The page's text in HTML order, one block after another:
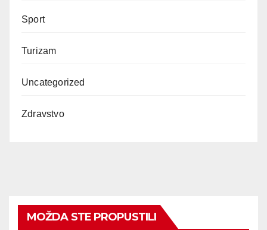
Sport
Turizam
Uncategorized
Zdravstvo
MOŽDA STE PROPUSTILI